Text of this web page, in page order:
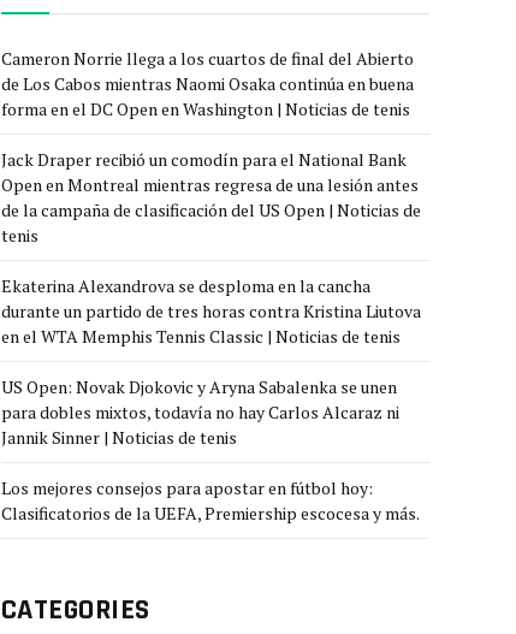
Cameron Norrie llega a los cuartos de final del Abierto
de Los Cabos mientras Naomi Osaka continúa en buena
forma en el DC Open en Washington | Noticias de tenis
Jack Draper recibió un comodín para el National Bank
Open en Montreal mientras regresa de una lesión antes
de la campaña de clasificación del US Open | Noticias de
tenis
Ekaterina Alexandrova se desploma en la cancha
durante un partido de tres horas contra Kristina Liutova
en el WTA Memphis Tennis Classic | Noticias de tenis
US Open: Novak Djokovic y Aryna Sabalenka se unen
para dobles mixtos, todavía no hay Carlos Alcaraz ni
Jannik Sinner | Noticias de tenis
Los mejores consejos para apostar en fútbol hoy:
Clasificatorios de la UEFA, Premiership escocesa y más.
CATEGORIES